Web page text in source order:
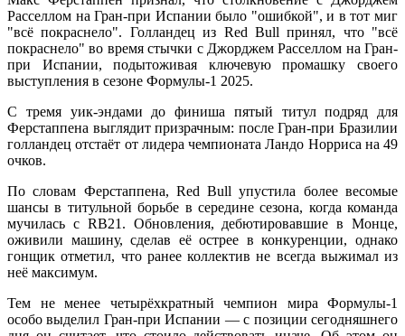
Расселлом на Гран-при Испании было "ошибкой", и в тот миг
"всё покраснело". Голландец из Red Bull принял, что "всё
покраснело" во время стычки с Джорджем Расселлом на Гран-
при Испании, подытоживая ключевую промашку своего
выступления в сезоне Формулы-1 2025.
С тремя уик-эндами до финиша пятый титул подряд для
Ферстаппена выглядит призрачным: после Гран-при Бразилии
голландец отстаёт от лидера чемпионата Ландо Норриса на 49
очков.
По словам Ферстаппена, Red Bull упустила более весомые
шансы в титульной борьбе в середине сезона, когда команда
мучилась с RB21. Обновления, дебютировавшие в Монце,
оживили машину, сделав её острее в конкуренции, однако
гонщик отметил, что ранее коллектив не всегда выжимал из
неё максимум.
Тем не менее четырёхкратный чемпион мира Формулы-1
особо выделил Гран-при Испании — с позиции сегодняшнего